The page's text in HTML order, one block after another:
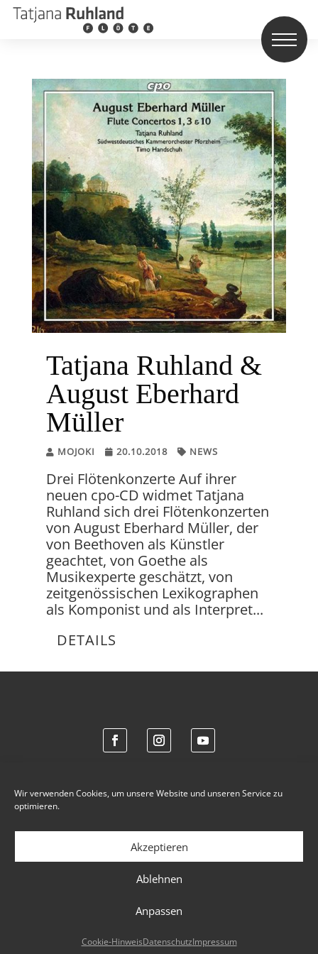
Wir verwenden Cookies, um unsere Website und unseren Service zu
optimieren.
Akzeptieren
Ablehnen
Anpassen
Cookie-HinweisDatenschutzImpressum
Tatjana Ruhland &
August Eberhard
Müller
MOJOKI 20.10.2018 NEWS
Drei Flötenkonzerte Auf ihrer
neuen cpo-CD widmet Tatjana
Ruhland sich drei Flötenkonzerten
von August Eberhard Müller, der
von Beethoven als Künstler
geachtet, von Goethe als
Musikexperte geschätzt, von
zeitgenössischen Lexikographen
als Komponist und als Interpret...
DETAILS
IMPRESSUM
DATENSCHUTZ
COOKIE-HINWEIS